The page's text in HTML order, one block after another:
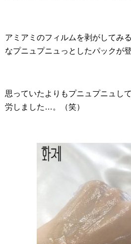
アミアミのフィルムを剥がしてみ
なプニュプニュっとしたパックが登
思っていたよりもプニュプニュし
労しました…。（笑）